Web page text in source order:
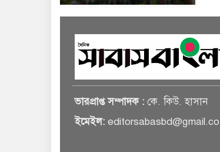
ভারপ্রাপ্ত সম্পাদক : কে. কিউ. হাসান
ইমেইল: